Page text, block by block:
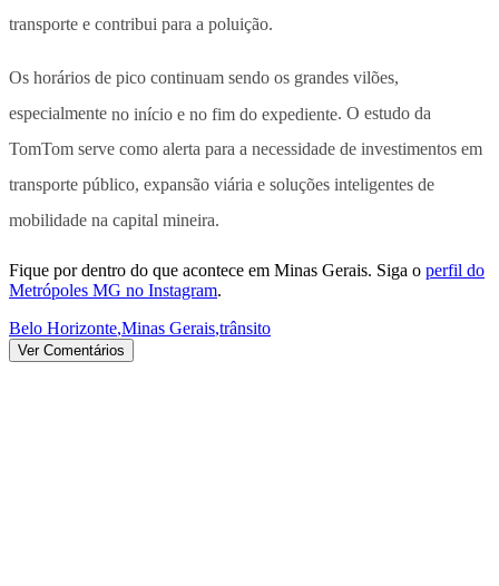
transporte e contribui para a poluição.
Os horários de pico continuam sendo os grandes vilões,
especialmente no início e no fim do expediente. O estudo da
TomTom serve como alerta para a necessidade de investimentos em
transporte público, expansão viária e soluções inteligentes de
mobilidade na capital mineira.
Fique por dentro do que acontece em Minas Gerais. Siga o perfil do
Metrópoles MG no Instagram.
Belo Horizonte,Minas Gerais,trânsito
Ver Comentários